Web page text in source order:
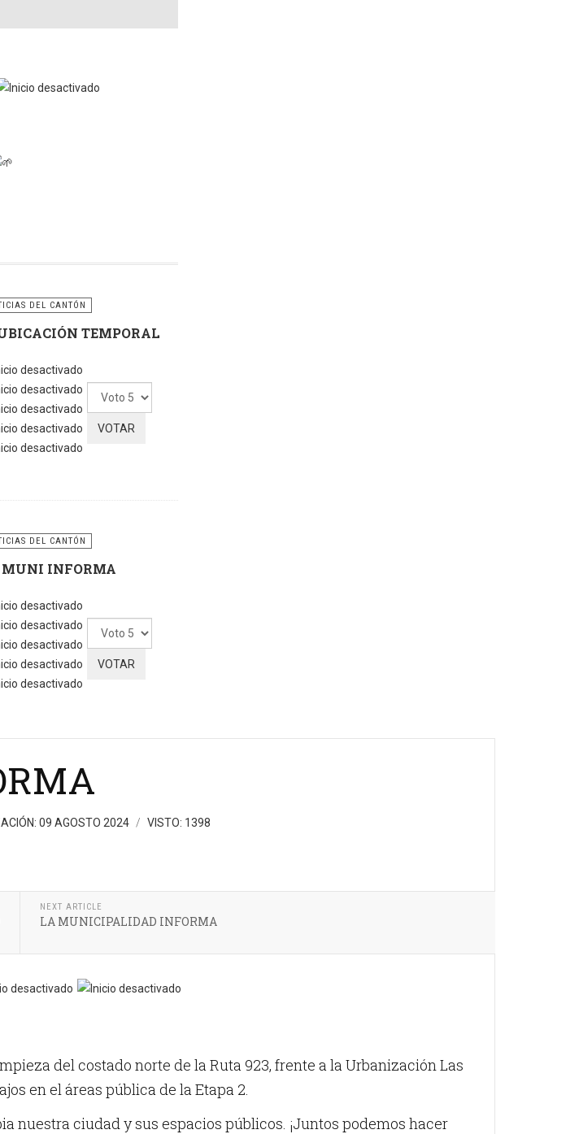
limpio, ordenado y
DEL CANTÓN
TEMPORAL
Por
favor,
vote
DEL CANTÓN
INFORMA
Por
favor,
vote
09 AGOSTO 2024 VISTO: 1398
NEXT ARTICLE
LA MUNICIPALIDAD INFORMA
del costado norte de la Ruta 923, frente a la Urbanización Las
en el áreas pública de la Etapa 2.
nuestra ciudad y sus espacios públicos. ¡Juntos podemos hacer